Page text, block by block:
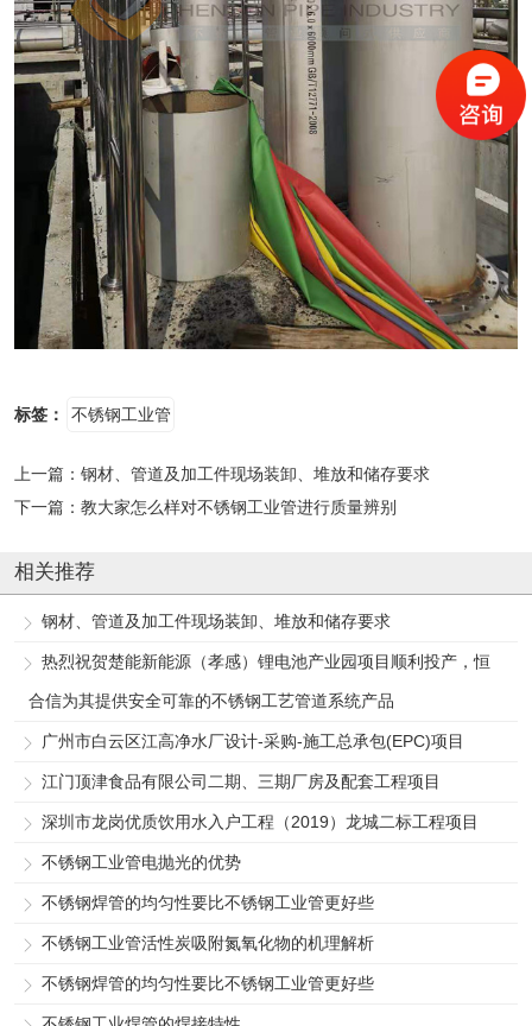
标签： 不锈钢工业管
上一篇： 钢材、管道及加工件现场装卸、堆放和储存要求
下一篇： 教大家怎么样对不锈钢工业管进行质量辨别
相关推荐
钢材、管道及加工件现场装卸、堆放和储存要求
热烈祝贺楚能新能源（孝感）锂电池产业园项目顺利投产，恒
合信为其提供安全可靠的不锈钢工艺管道系统产品
广州市白云区江高净水厂设计-采购-施工总承包(EPC)项目
江门顶津食品有限公司二期、三期厂房及配套工程项目
深圳市龙岗优质饮用水入户工程（2019）龙城二标工程项目
不锈钢工业管电抛光的优势
不锈钢焊管的均匀性要比不锈钢工业管更好些
不锈钢工业管活性炭吸附氮氧化物的机理解析
不锈钢焊管的均匀性要比不锈钢工业管更好些